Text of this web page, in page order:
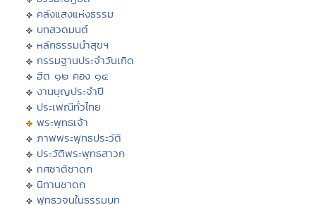
คลังแสงแห่งธรรม
บทสวดมนต์
หลักธรรมนำสุขฯ
กรรมฐานประจำวันเกิด
ฮีต ๑๒ คอง ๑๔
งานบุญประจำปี
ประเพณีทั่วไทย
พระพุทธเจ้า
ภาพพระพุทธประวัติ
ประวัติพระพุทธสาวก
ทศชาติชาดก
นิทานชาดก
พุทธวจนในธรรมบท